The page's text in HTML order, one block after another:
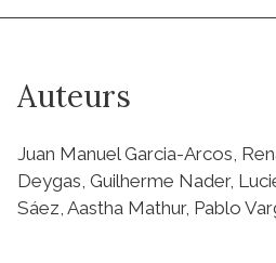
Auteurs
Juan Manuel Garcia-Arcos,
Deygas, Guilherme Nader,
Sáez, Aastha Mathur, Pablo